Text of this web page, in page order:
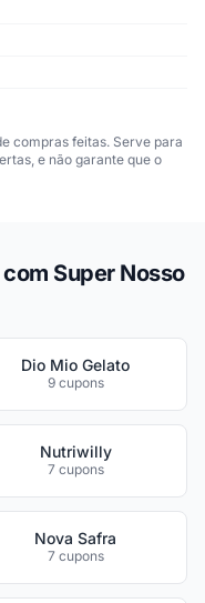
compras feitas. Serve para
e não garante que o
Super Nosso
Dio Mio Gelato
9 cupons
Nutriwilly
7 cupons
Nova Safra
7 cupons